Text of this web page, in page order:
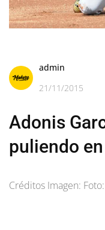
admin
21/11/2015
Adonis
puliendo en
Créditos Imagen: Foto: